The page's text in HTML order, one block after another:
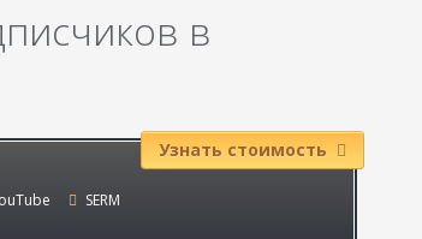
в
SERM
Узнать стоимость